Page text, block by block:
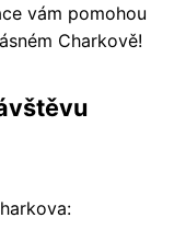
vám pomohou
Charkově!